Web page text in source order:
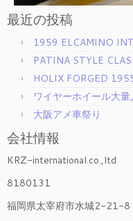
最近の投稿
1959 ELCAMINO
PATINA STYLE
HOLIX FORGED
ワイヤーホイール大
大阪アメ車祭り
会社情報
KRZ-international.co.,ltd
8180131
福岡県太宰府市水城2-21-8